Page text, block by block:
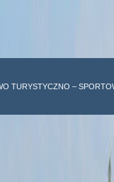
TURYSTYCZNO –